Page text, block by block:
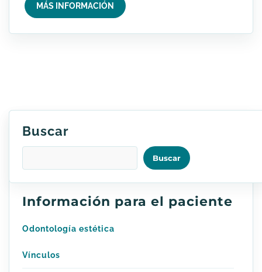
MÁS INFORMACIÓN
Buscar
Buscar
Información para el paciente
Odontología estética
Vínculos